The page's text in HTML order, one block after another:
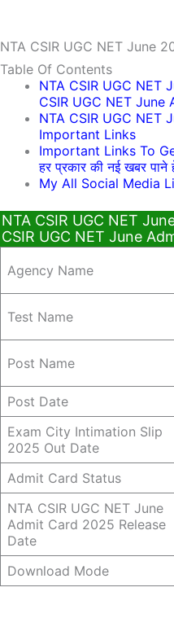
NTA CSIR UGC NET June
Table Of Contents
NTA CSIR UGC NET
CSIR UGC NET
NTA CSIR UGC NET
Important Links
Important Links To
हर प्रकार की नई खबर पाने
My All Social Media
NTA CSIR UGC NET
CSIR UGC NET June
Agency Name
Test Name
Post Name
Post Date
Exam City Intimation Slip
2025 Out Date
Admit Card Status
NTA CSIR UGC NET June
Admit Card 2025 Release
Date
Download Mode